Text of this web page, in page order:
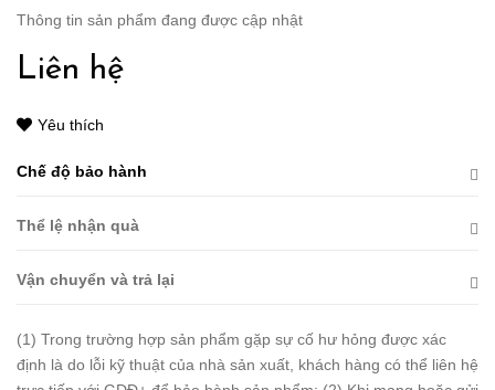
Thông tin sản phẩm đang được cập nhật
Liên hệ
Yêu thích
Chế độ bảo hành
Thể lệ nhận quà
Vận chuyển và trả lại
(1) Trong trường hợp sản phẩm gặp sự cố hư hỏng được xác
định là do lỗi kỹ thuật của nhà sản xuất, khách hàng có thể liên hệ